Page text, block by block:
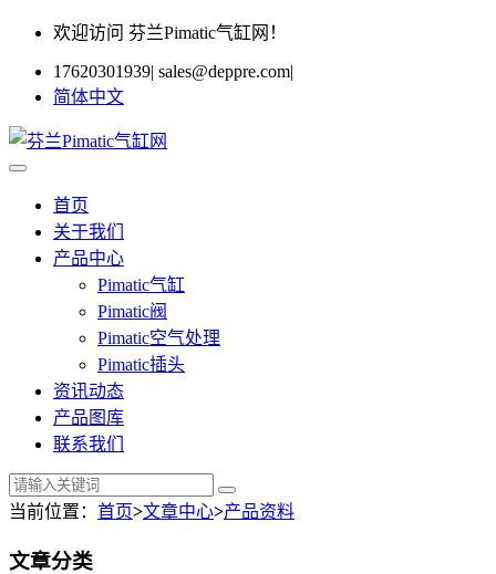
欢迎访问 芬兰Pimatic气缸网！
17620301939| sales@deppre.com|
简体中文
首页
关于我们
产品中心
Pimatic气缸
Pimatic阀
Pimatic空气处理
Pimatic插头
资讯动态
产品图库
联系我们
当前位置： 首页>文章中心>产品资料
文章分类